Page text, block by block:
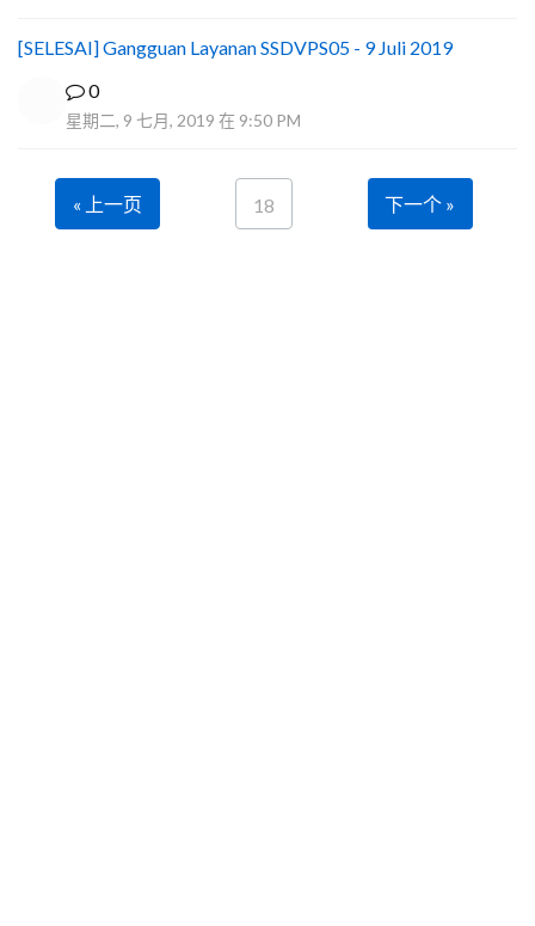
[SELESAI] Gangguan Layanan SSDVPS05 - 9 Juli 2019
0
星期二, 9 七月, 2019 在 9:50 PM
« 上一页 18 下一个 »